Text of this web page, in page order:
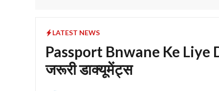
LATEST NEWS
Passport Bnwane Ke Liye
जरूरी डाक्यूमेंट्स